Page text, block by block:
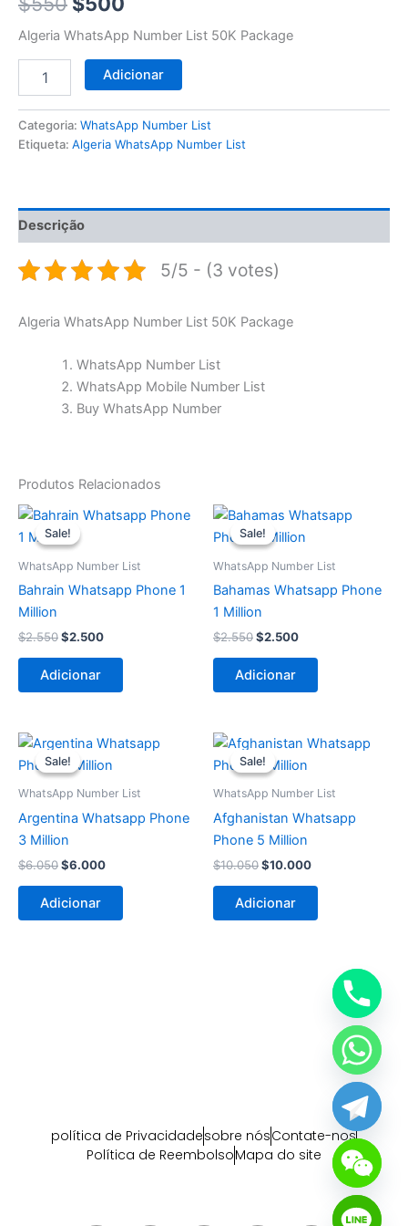
Algeria WhatsApp Number List 50K Package
Adicionar
Categoria: WhatsApp Number List
Etiqueta: Algeria WhatsApp Number List
Descrição
5/5 - (3 votes)
Algeria WhatsApp Number List 50K Package
WhatsApp Number List
WhatsApp Mobile Number List
Buy WhatsApp Number
Produtos Relacionados
Sale!
Sale!
WhatsApp Number List
Bahrain Whatsapp Phone 1
Million
$2.550
O
preço
original
$2.550.
$2.500
O
preço
$2.500.
Adicionar
Sale!
Sale!
WhatsApp Number List
Bahamas Whatsapp Phone
1 Million
$2.550
O
preço
original
$2.550.
$2.500
O
atual
$2.500.
Adicionar
Sale!
Sale!
WhatsApp Number List
Argentina Whatsapp Phone
3 Million
$6.050
O
preço
original
$6.050.
$6.000
O
atual
$6.000.
Adicionar
Sale!
Sale!
WhatsApp Number List
Afghanistan Whatsapp
Phone 5 Million
$10.050
O
preço
original
$10.050.
$10.000
O
$10.000.
Adicionar
política de Privacidadesobre nósContate-nos
Política de ReembolsoMapa do site